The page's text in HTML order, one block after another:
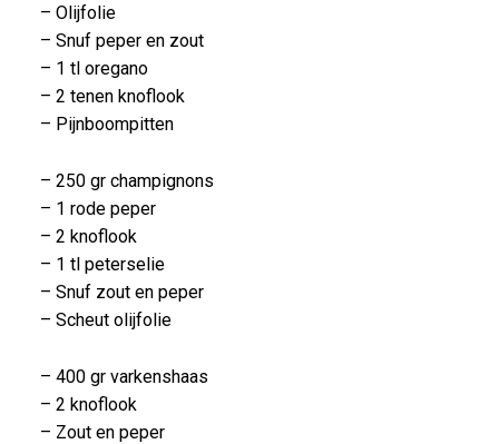
– Olijfolie
– Snuf peper en zout
– 1 tl oregano
– 2 tenen knoflook
– Pijnboompitten
– 250 gr champignons
– 1 rode peper
– 2 knoflook
– 1 tl peterselie
– Snuf zout en peper
– Scheut olijfolie
– 400 gr varkenshaas
– 2 knoflook
– Zout en peper